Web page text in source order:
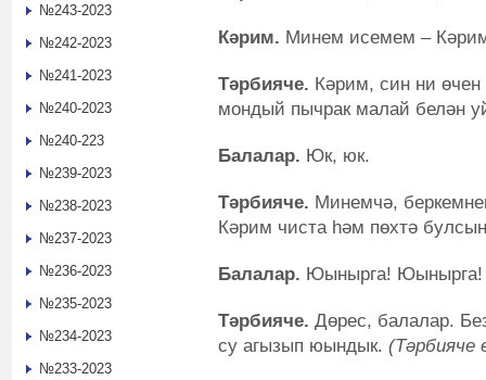
Кәрим. Минем исемем –
Тәрбияче. Кәрим, син ни
мондый пычрак малай белән
Балалар. Юк, юк.
Тәрбияче. Минемчә,
Кәрим чиста һәм пөхтә
Балалар. Юынырга! Юынырга!
Тәрбияче. Дөрес, балалар.
су агызып юындык. (Тәрбияче
№243-2023
№242-2023
№241-2023
№240-2023
№240-223
№239-2023
№238-2023
№237-2023
№236-2023
№235-2023
№234-2023
№233-2023